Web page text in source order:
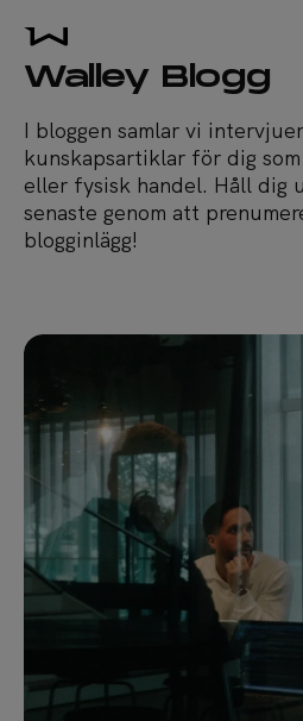
Walley Blogg
I bloggen samlar vi
kunskapsartiklar för dig
eller fysisk handel. Håll dig
senaste genom att
blogginlägg!